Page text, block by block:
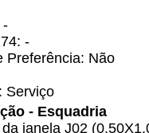
-
-
Preferência: Não
Serviço
- Esquadria
janela J02